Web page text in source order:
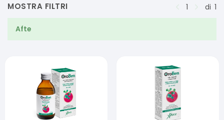
MOSTRA FILTRI 1 di 1
Afte